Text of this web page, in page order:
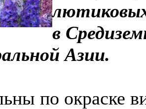
в
Азии.
по окраске